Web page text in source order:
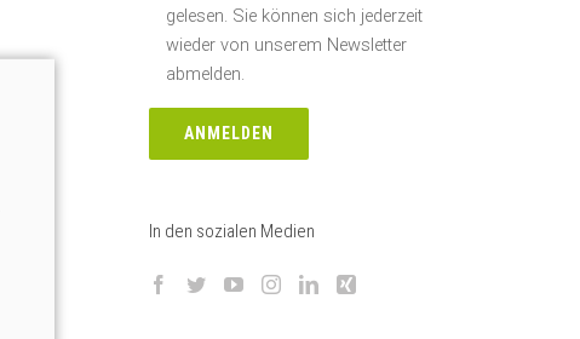
gelesen. Sie können sich jederzeit
wieder von unserem Newsletter
abmelden.
In den sozialen Medien